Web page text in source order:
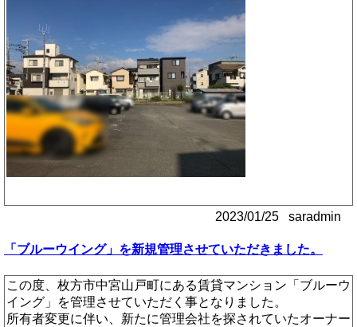
2023/01/25 saradmin
「ブルーウイング」を新規管理させていただきました。
この度、枚方市中宮山戸町にある賃貸マンション「ブルーウ
イング」を管理させていただく事となりました。
所有者変更に伴い、新たに管理会社を探されていたオーナー